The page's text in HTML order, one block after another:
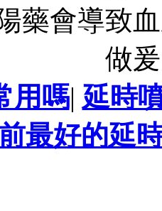
藥會導致
做
用嗎| 延時
最好的延